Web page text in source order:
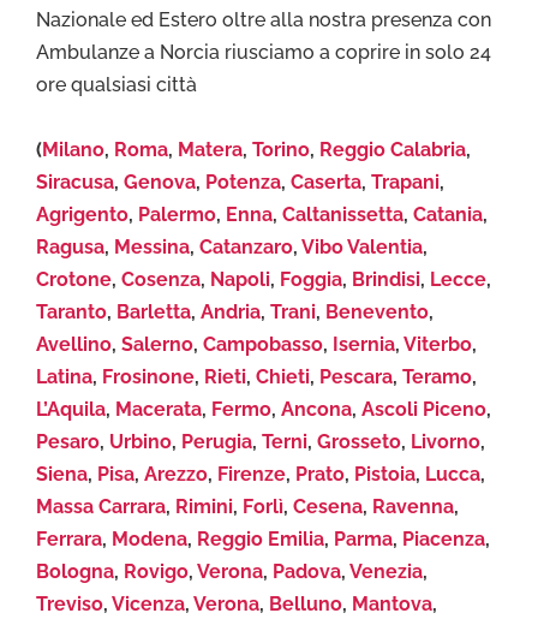
Nazionale ed Estero oltre alla nostra presenza con
Ambulanze a Norcia riusciamo a coprire in solo 24
ore qualsiasi città
(Milano, Roma, Matera, Torino, Reggio Calabria,
Siracusa, Genova, Potenza, Caserta, Trapani,
Agrigento, Palermo, Enna, Caltanissetta, Catania,
Ragusa, Messina, Catanzaro, Vibo Valentia,
Crotone, Cosenza, Napoli, Foggia, Brindisi, Lecce,
Taranto, Barletta, Andria, Trani, Benevento,
Avellino, Salerno, Campobasso, Isernia, Viterbo,
Latina, Frosinone, Rieti, Chieti, Pescara, Teramo,
L’Aquila, Macerata, Fermo, Ancona, Ascoli Piceno,
Pesaro, Urbino, Perugia, Terni, Grosseto, Livorno,
Siena, Pisa, Arezzo, Firenze, Prato, Pistoia, Lucca,
Massa Carrara, Rimini, Forlì, Cesena, Ravenna,
Ferrara, Modena, Reggio Emilia, Parma, Piacenza,
Bologna, Rovigo, Verona, Padova, Venezia,
Treviso, Vicenza, Verona, Belluno, Mantova,